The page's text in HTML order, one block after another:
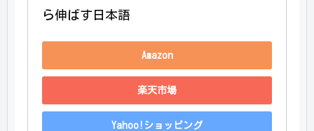
ら伸ばす日本語
Amazon
楽天市場
Yahoo!ショッピング